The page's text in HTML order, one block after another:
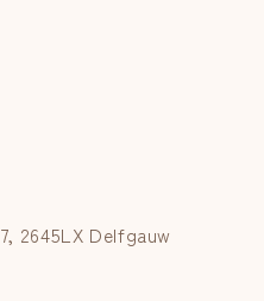
2645LX Delfgauw